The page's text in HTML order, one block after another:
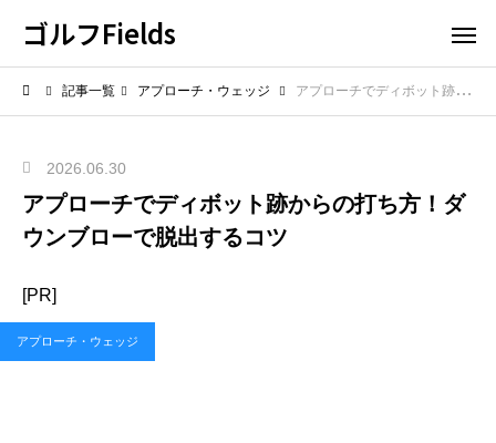
ゴルフFields
記事一覧 アプローチ・ウェッジ アプローチでディボット跡からの打ち方！ダウンブローで脱出するコツ
2026.06.30
アプローチでディボット跡からの打ち方！ダ
ウンブローで脱出するコツ
[PR]
アプローチ・ウェッジ